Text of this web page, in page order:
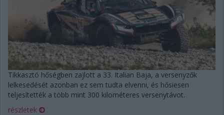
Tikkasztó hőségben zajlott a 33. Italian Baja, a versenyzők
lelkesedését azonban ez sem tudta elvenni, és hősiesen
teljesítették a több mint 300 kilométeres versenytávot.
részletek